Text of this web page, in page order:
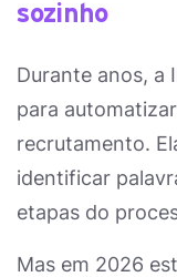
sozinho
Durante anos, a
para
recrutamento.
identificar
etapas do
Mas em 2026